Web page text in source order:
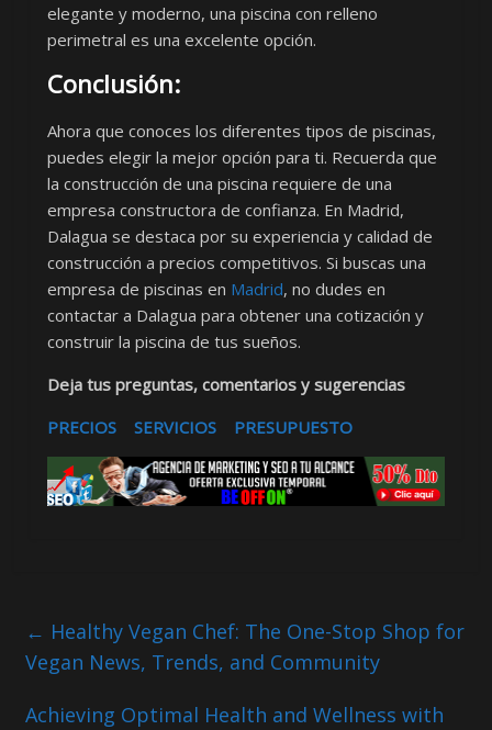
elegante y moderno, una piscina con relleno
perimetral es una excelente opción.
Conclusión:
Ahora que conoces los diferentes tipos de piscinas,
puedes elegir la mejor opción para ti. Recuerda que
la construcción de una piscina requiere de una
empresa constructora de confianza. En Madrid,
Dalagua se destaca por su experiencia y calidad de
construcción a precios competitivos. Si buscas una
empresa de piscinas en Madrid, no dudes en
contactar a Dalagua para obtener una cotización y
construir la piscina de tus sueños.
Deja tus preguntas, comentarios y sugerencias
PRECIOS
SERVICIOS PRESUPUESTO
← Healthy Vegan Chef: The One-Stop Shop for
Vegan News, Trends, and Community
Achieving Optimal Health and Wellness with